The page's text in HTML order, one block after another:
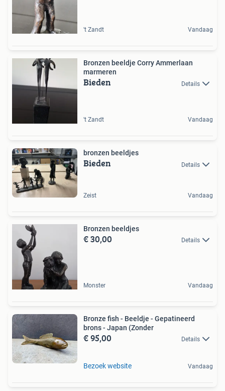
't Zandt Vandaag
Bronzen beeldje Corry Ammerlaan
marmeren
Bieden Details
't Zandt Vandaag
bronzen beeldjes
Bieden Details
Zeist Vandaag
Bronzen beeldjes
€ 30,00 Details
Monster Vandaag
Bronze fish - Beeldje - Gepatineerd
brons - Japan (Zonder
€ 95,00 Details
Bezoek website Vandaag